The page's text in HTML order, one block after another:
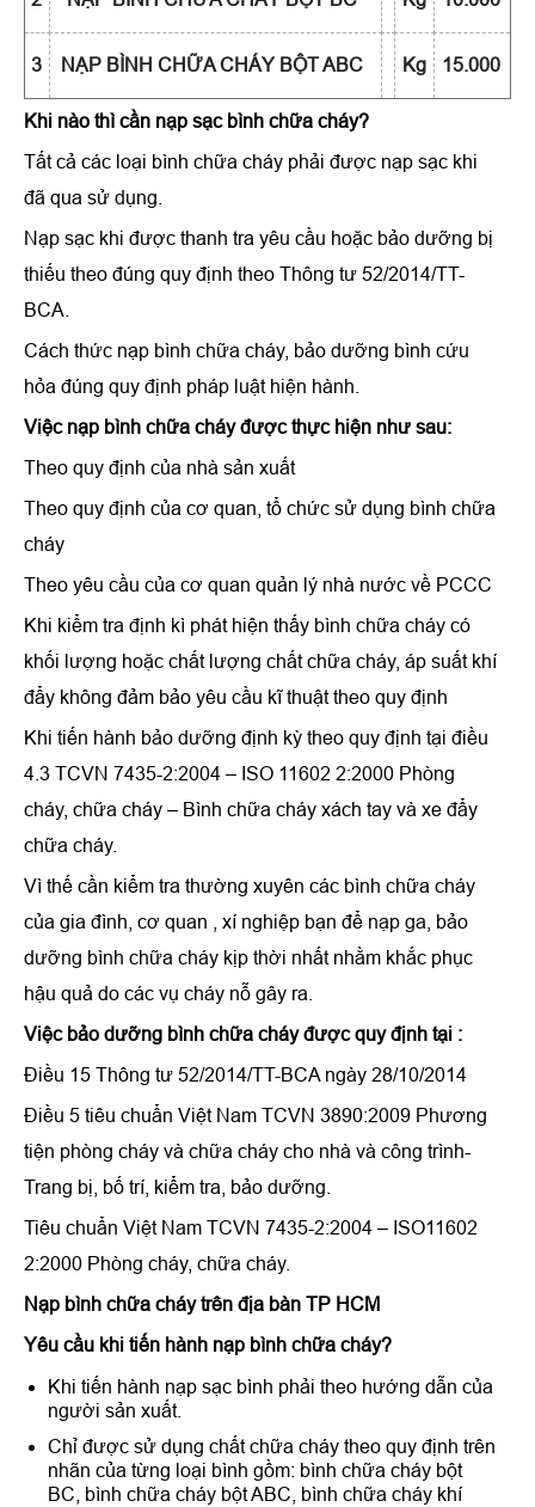
3 NẠP BÌNH CHỮA CHÁY BỘT ABC Kg 15.000
Khi nào thì cần nạp sạc bình chữa cháy?
Tất cả các loại bình chữa cháy phải được nạp sạc khi
đã qua sử dụng.
Nạp sạc khi được thanh tra yêu cầu hoặc bảo dưỡng bị
thiếu theo đúng quy định theo Thông tư 52/2014/TT-
BCA.
Cách thức nạp bình chữa cháy, bảo dưỡng bình cứu
hỏa đúng quy định pháp luật hiện hành.
Việc nạp bình chữa cháy được thực hiện như sau:
Theo quy định của nhà sản xuất
Theo quy định của cơ quan, tổ chức sử dụng bình chữa
cháy
Theo yêu cầu của cơ quan quản lý nhà nước về PCCC
Khi kiểm tra định kì phát hiện thấy bình chữa cháy có
khối lượng hoặc chất lượng chất chữa cháy, áp suất khí
đẩy không đảm bảo yêu cầu kĩ thuật theo quy định
Khi tiến hành bảo dưỡng định kỳ theo quy định tại điều
4.3 TCVN 7435-2:2004 – ISO 11602 2:2000 Phòng
cháy, chữa cháy – Bình chữa cháy xách tay và xe đẩy
chữa cháy.
Vì thế cần kiểm tra thường xuyên các bình chữa cháy
của gia đình, cơ quan , xí nghiệp bạn để nạp ga, bảo
dưỡng bình chữa cháy kịp thời nhất nhằm khắc phục
hậu quả do các vụ cháy nỗ gây ra.
Việc bảo dưỡng bình chữa cháy được quy định tại :
Điều 15 Thông tư 52/2014/TT-BCA ngày 28/10/2014
Điều 5 tiêu chuẩn Việt Nam TCVN 3890:2009 Phương
tiện phòng cháy và chữa cháy cho nhà và công trình-
Trang bị, bố trí, kiểm tra, bảo dưỡng.
Tiêu chuẩn Việt Nam TCVN 7435-2:2004 – ISO11602
2:2000 Phòng cháy, chữa cháy.
Nạp bình chữa cháy trên địa bàn TP HCM
Yêu cầu khi tiến hành nạp bình chữa cháy?
Khi tiến hành nạp sạc bình phải theo hướng dẫn của
người sản xuất.
Chỉ được sử dụng chất chữa cháy theo quy định trên
nhãn của từng loại bình gồm: bình chữa cháy bột
BC, bình chữa cháy bột ABC, bình chữa cháy khí